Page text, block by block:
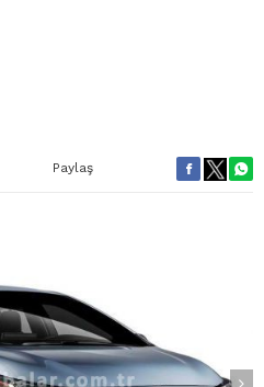
Paylaş